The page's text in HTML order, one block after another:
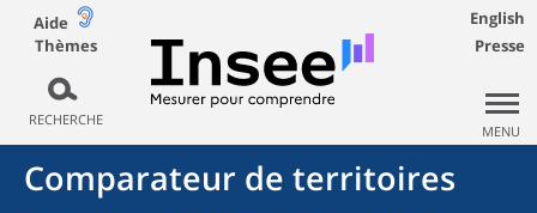
Aide
Thèmes
RECHERCHE
English
Presse
MENU
Comparateur de territoires